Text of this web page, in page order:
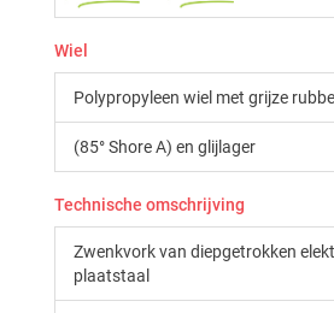
Wiel
Polypropyleen wiel met grijze
(85° Shore A) en glijlager
Technische omschrijving
Zwenkvork van diepgetrokken
plaatstaal